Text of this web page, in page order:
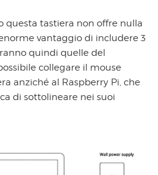
questa tastiera non offre nulla
vantaggio di includere 3
quindi quelle del
collegare il mouse
anziché al Raspberry Pi, che
di sottolineare nei suoi